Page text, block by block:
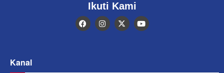
Ikuti Kami
Kanal